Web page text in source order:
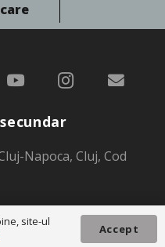
Napoca, Cluj, Cod
site-ul
Accept